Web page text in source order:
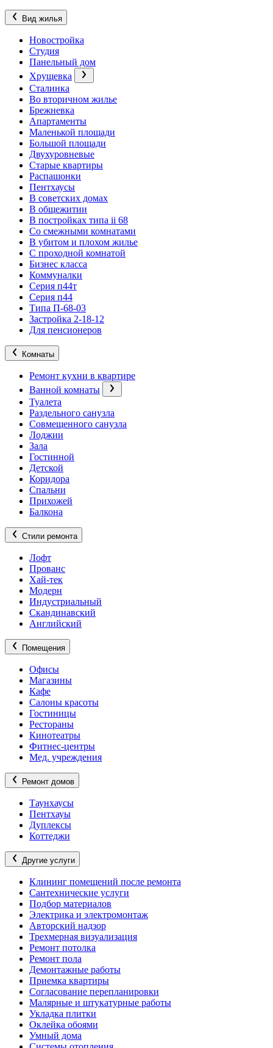
Вид жилья
Новостройка
Студия
Панельный дом
Хрущевка
Сталинка
Во вторичном жилье
Брежневка
Апартаменты
Маленькой площади
Большой площади
Двухуровневые
Старые квартиры
Распашонки
Пентхаусы
В советских домах
В общежитии
В постройках типа ii 68
Со смежными комнатами
В убитом и плохом жилье
С проходной комнатой
Бизнес класса
Коммуналки
Серия п44т
Серия п44
Типа П-68-03
Застройка 2-18-12
Для пенсионеров
Комнаты
Ремонт кухни в квартире
Ванной комнаты
Туалета
Раздельного санузла
Совмещенного санузла
Лоджии
Зала
Гостинной
Детской
Коридора
Спальни
Прихожей
Балкона
Стили ремонта
Лофт
Прованс
Хай-тек
Модерн
Индустриальный
Скандинавский
Английский
Помещения
Офисы
Магазины
Кафе
Салоны красоты
Гостиницы
Рестораны
Кинотеатры
Фитнес-центры
Мед. учреждения
Ремонт домов
Таунхаусы
Пентхауы
Дуплексы
Коттеджи
Другие услуги
Клининг помещений после ремонта
Сантехнические услуги
Подбор материалов
Электрика и электромонтаж
Авторский надзор
Трехмерная визуализация
Ремонт потолка
Ремонт пола
Демонтажные работы
Приемка квартиры
Согласование перепланировки
Малярные и штукатурные работы
Укладка плитки
Оклейка обоями
Умный дома